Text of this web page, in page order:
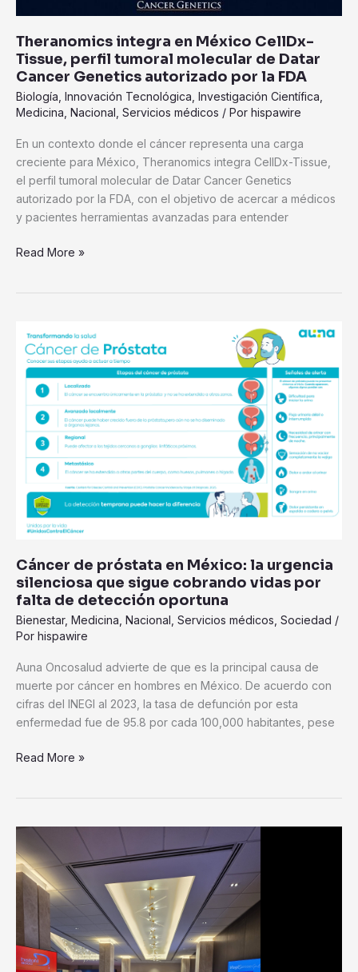
Theranomics integra en México CellDx-
Tissue, perfil tumoral molecular de Datar
Cancer Genetics autorizado por la FDA
Biología Innovación Tecnológica Investigación Científica
Medicina Nacional Servicios médicos / Por hispawire
En un contexto donde el cáncer representa una carga
creciente para México, Theranomics integra CellDx-Tissue,
el perfil tumoral molecular de Datar Cancer Genetics
autorizado por la FDA, con el objetivo de acercar a médicos
y pacientes herramientas avanzadas para entender
Read More »
Cáncer de próstata en México: la urgencia
silenciosa que sigue cobrando vidas por
falta de detección oportuna
Bienestar, Medicina Nacional Servicios médicos Sociedad /
Por hispawire
Auna Oncosalud advierte de que es la principal causa de
muerte por cáncer en hombres en México. De acuerdo con
cifras del INEGI al 2023, la tasa de defunción por esta
enfermedad fue de 95.8 por cada 100,000 habitantes, pese
de
próstata
México:
urgencia
silenciosa
sigue
cobrando
vidas
falta
de
detección
oportuna
Read More »
Medix
apuesta
por
evolución
la
medicina